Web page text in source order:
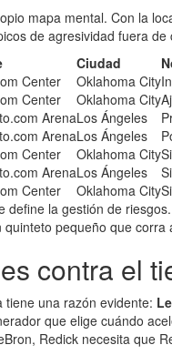
mapa mental. Con la
de agresividad fuera
Ciudad
Center Oklahoma City
Center Oklahoma City
ArenaLos Ángeles
ArenaLos Ángeles
Center Oklahoma City
ArenaLos Ángeles
Center Oklahoma City
define la gestión de
pequeño que
contra el
tiene una razón evidente:
que elige cuándo
Redick necesita que